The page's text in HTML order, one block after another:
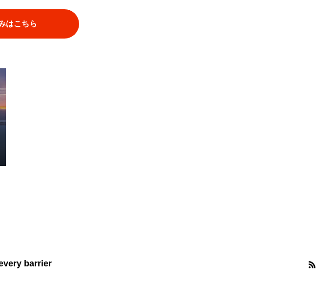
はこちら
barrier